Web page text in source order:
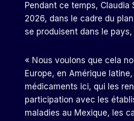
Pendant ce temps,
2026, dans le cadre du
se produisent dans le
« Nous voulons que cela
Europe, en Amérique
médicaments ici, qui les
participation avec les
maladies au Mexique, les